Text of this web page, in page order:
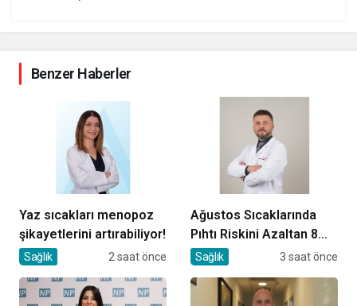
Benzer Haberler
Yaz sıcakları menopoz
şikayetlerini artırabiliyor!
Sağlık 2 saat önce
Ağustos Sıcaklarında
Pıhtı Riskini Azaltan 8
Öneri
Sağlık 3 saat önce